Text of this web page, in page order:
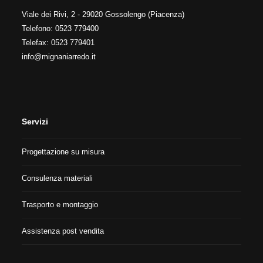
Viale dei Rivi, 2 - 29020 Gossolengo (Piacenza)
Telefono: 0523 779400
Telefax: 0523 779401
info@mignaniarredo.it
Servizi
Progettazione su misura
Consulenza materiali
Trasporto e montaggio
Assistenza post vendita